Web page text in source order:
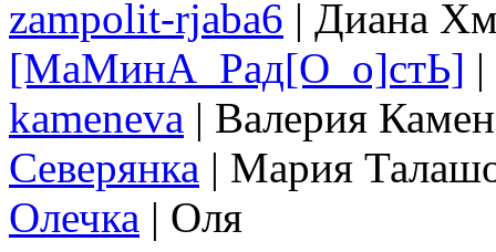
zampolit-rjaba6 | Диана
[МаМинА_Рад[О_о]стЬ]
kameneva | Валерия
Северянка | Мария
Олечка | Оля